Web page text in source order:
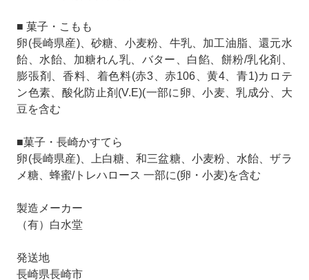
■ 菓子・こもも
卵(長崎県産)、砂糖、小麦粉、牛乳、加工油脂、還元水
飴、水飴、加糖れん乳、バター、白餡、餅粉/乳化剤、
膨張剤、香料、着色料(赤3、赤106、黄4、青1)カロテ
ン色素、酸化防止剤(V.E)(一部に卵、小麦、乳成分、大
豆を含む
■菓子・長崎かすてら
卵(長崎県産)、上白糖、和三盆糖、小麦粉、水飴、ザラ
メ糖、蜂蜜/トレハロース 一部に(卵・小麦)を含む
製造メーカー
（有）白水堂
発送地
長崎県長崎市